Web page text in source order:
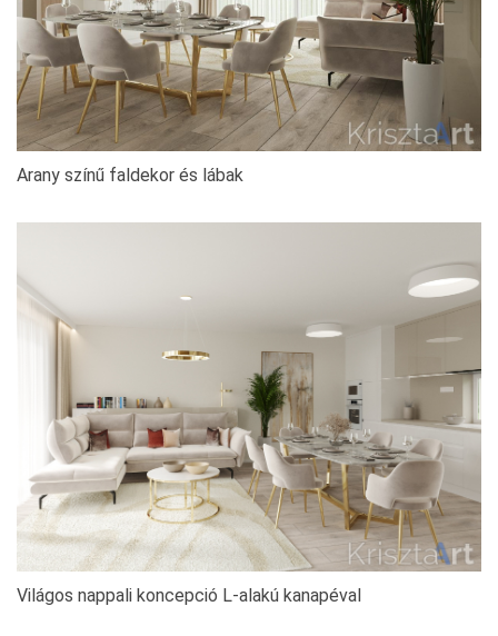
Arany színű faldekor és lábak
Világos nappali koncepció L-alakú kanapéval